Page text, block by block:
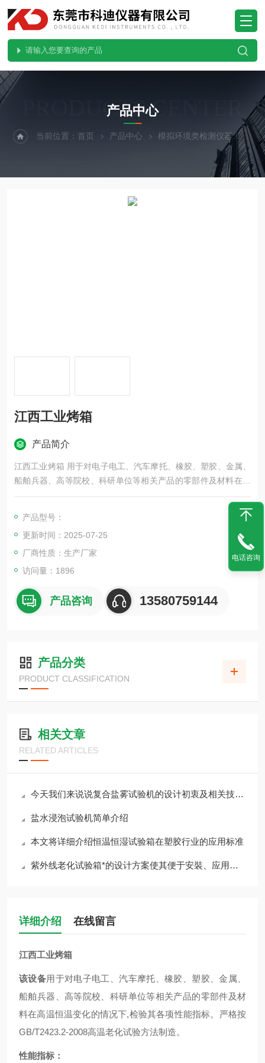
PRODUCTS CENTER
产品中心
当前位置：首页 产品中心 模拟环境类检测仪器 精
江西工业烤箱
产品简介
江西工业烤箱 用于对电子电工、汽车摩托、橡胶、塑胶、金属、
船舶兵器、高等院校、科研单位等相关产品的零部件及材料在高
温恒温变化的情况下,检验其各项性能指标。严格按GB/T2423.2-
产品型号：
更新时间：2025-07-25
厂商性质：生产厂家
访问量：1896
产品咨询 13580759144
产品分类
PRODUCT CLASSIFICATION
相关文章
RELATED ARTICLES
今天我们来说说复合盐雾试验机的设计初衷及相关技术参数
盐水浸泡试验机简单介绍
本文将详细介绍恒温恒湿试验箱在塑胶行业的应用标准
紫外线老化试验箱*的设计方案使其便于安裝、应用，怎么才能做到节能减耗
详细介绍 在线留言
江西工业烤箱
该设备用于对电子电工、汽车摩托、橡胶、塑胶、金属、
船舶兵器、高等院校、科研单位等相关产品的零部件及材
料在高温恒温变化的情况下,检验其各项性能指标。严格按
GB/T2423.2-2008高温老化试验方法制造。
性能指标：
电话咨询